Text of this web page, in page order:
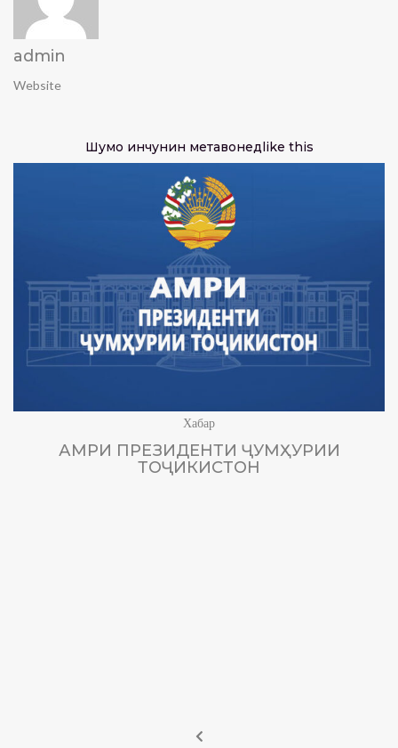
admin
Website
Шумо инчунин метавонедlike this
Хабар
АМРИ ПРЕЗИДЕНТИ ҶУМҲУРИИ
ТОҶИКИСТОН